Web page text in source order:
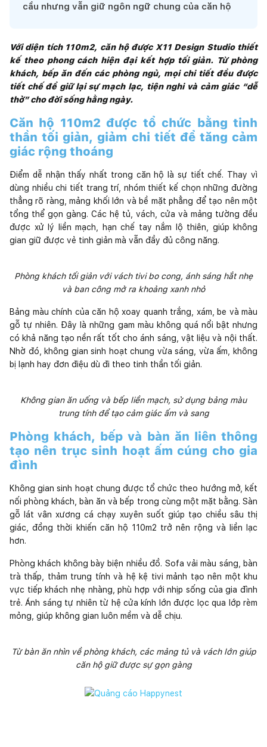
cầu nhưng vẫn giữ ngôn ngữ chung của căn hộ
Với diện tích 110m2, căn hộ được X11 Design Studio thiết
kế theo phong cách hiện đại kết hợp tối giản. Từ phòng
khách, bếp ăn đến các phòng ngủ, mọi chi tiết đều được
tiết chế để giữ lại sự mạch lạc, tiện nghi và cảm giác “dễ
thở” cho đời sống hằng ngày.
Căn hộ 110m2 được tổ chức bằng tinh
thần tối giản, giảm chi tiết để tăng cảm
giác rộng thoáng
Điểm dễ nhận thấy nhất trong căn hộ là sự tiết chế. Thay vì
dùng nhiều chi tiết trang trí, nhóm thiết kế chọn những đường
thẳng rõ ràng, mảng khối lớn và bề mặt phẳng để tạo nên một
tổng thể gọn gàng. Các hệ tủ, vách, cửa và mảng tường đều
được xử lý liền mạch, hạn chế tay nắm lộ thiên, giúp không
gian giữ được vẻ tinh giản mà vẫn đầy đủ công năng.
Phòng khách tối giản với vách tivi bo cong, ánh sáng hắt nhẹ
và ban công mở ra khoảng xanh nhỏ
Bảng màu chính của căn hộ xoay quanh trắng, xám, be và màu
gỗ tự nhiên. Đây là những gam màu không quá nổi bật nhưng
có khả năng tạo nền rất tốt cho ánh sáng, vật liệu và nội thất.
Nhờ đó, không gian sinh hoạt chung vừa sáng, vừa ấm, không
bị lạnh hay đơn điệu dù đi theo tinh thần tối giản.
Không gian ăn uống và bếp liền mạch, sử dụng bảng màu
trung tính để tạo cảm giác ấm và sang
Phòng khách, bếp và bàn ăn liên thông
tạo nên trục sinh hoạt ấm cúng cho gia
đình
Không gian sinh hoạt chung được tổ chức theo hướng mở, kết
nối phòng khách, bàn ăn và bếp trong cùng một mặt bằng. Sàn
gỗ lát vân xương cá chạy xuyên suốt giúp tạo chiều sâu thị
giác, đồng thời khiến căn hộ 110m2 trở nên rộng và liền lạc
hơn.
Phòng khách không bày biện nhiều đồ. Sofa vải màu sáng, bàn
trà thấp, thảm trung tính và hệ kệ tivi mảnh tạo nên một khu
vực tiếp khách nhẹ nhàng, phù hợp với nhịp sống của gia đình
trẻ. Ánh sáng tự nhiên từ hệ cửa kính lớn được lọc qua lớp rèm
mỏng, giúp không gian luôn mềm và dễ chịu.
Từ bàn ăn nhìn về phòng khách, các mảng tủ và vách lớn giúp
căn hộ giữ được sự gọn gàng